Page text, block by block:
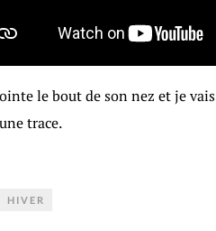
le bout de son nez et je
trace.
HIVER